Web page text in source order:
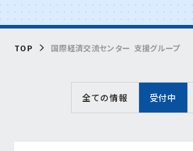
イベント・セミナーを受けたい
経営相談したい
企画管理課
イノベーション推進センター
連携促進課
お問い合わせ
TOP 国際経済交流センター 支援グループ
全ての情報 受付中